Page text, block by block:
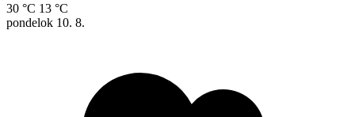
30 °C 13 °C
pondelok 10. 8.